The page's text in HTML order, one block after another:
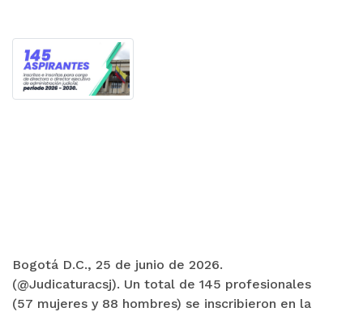
Bogotá D.C., 25 de junio de 2026.
(@Judicaturacsj). Un total de 145 profesionales
(57 mujeres y 88 hombres) se inscribieron en la